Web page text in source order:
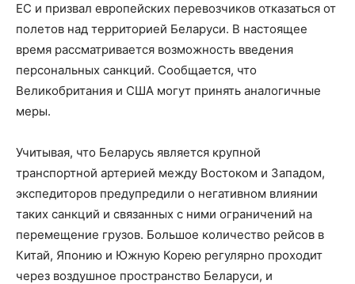
ЕС и призвал европейских перевозчиков отказаться от
полетов над территорией Беларуси. В настоящее
время рассматривается возможность введения
персональных санкций. Сообщается, что
Великобритания и США могут принять аналогичные
меры.
Учитывая, что Беларусь является крупной
транспортной артерией между Востоком и Западом,
экспедиторов предупредили о негативном влиянии
таких санкций и связанных с ними ограничений на
перемещение грузов. Большое количество рейсов в
Китай, Японию и Южную Корею регулярно проходит
через воздушное пространство Беларуси, и